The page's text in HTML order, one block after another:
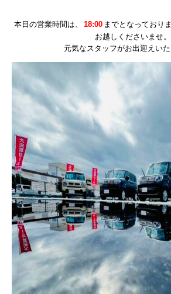
本日の営業時間は、 18:00 までとなっており
お越しくださいませ。
元気なスタッフがお出迎えい